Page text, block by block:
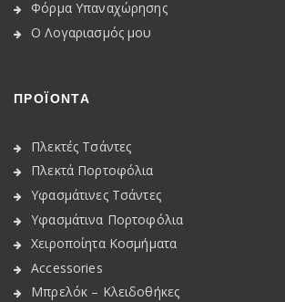
Φόρμα Υπαναχώρησης
Ο Λογαριασμός μου
ΠΡΟΪΟΝΤΑ
Πλεκτές Τσάντες
Πλεκτά Πορτοφόλια
Υφασμάτινες Τσάντες
Υφασμάτινα Πορτοφόλια
Χειροποίητα Κοσμήματα
Accessories
Μπρελόκ – Κλειδοθήκες